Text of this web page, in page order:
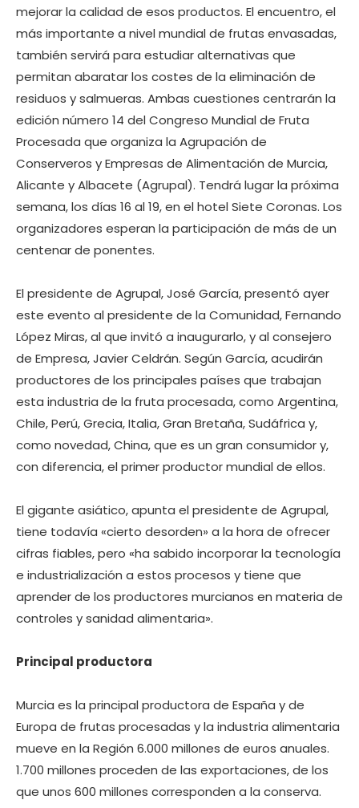
mejorar la calidad de esos productos. El encuentro, el
más importante a nivel mundial de frutas envasadas,
también servirá para estudiar alternativas que
permitan abaratar los costes de la eliminación de
residuos y salmueras. Ambas cuestiones centrarán la
edición número 14 del Congreso Mundial de Fruta
Procesada que organiza la Agrupación de
Conserveros y Empresas de Alimentación de Murcia,
Alicante y Albacete (Agrupal). Tendrá lugar la próxima
semana, los días 16 al 19, en el hotel Siete Coronas. Los
organizadores esperan la participación de más de un
centenar de ponentes.
El presidente de Agrupal, José García, presentó ayer
este evento al presidente de la Comunidad, Fernando
López Miras, al que invitó a inaugurarlo, y al consejero
de Empresa, Javier Celdrán. Según García, acudirán
productores de los principales países que trabajan
esta industria de la fruta procesada, como Argentina,
Chile, Perú, Grecia, Italia, Gran Bretaña, Sudáfrica y,
como novedad, China, que es un gran consumidor y,
con diferencia, el primer productor mundial de ellos.
El gigante asiático, apunta el presidente de Agrupal,
tiene todavía «cierto desorden» a la hora de ofrecer
cifras fiables, pero «ha sabido incorporar la tecnología
e industrialización a estos procesos y tiene que
aprender de los productores murcianos en materia de
controles y sanidad alimentaria».
Principal productora
Murcia es la principal productora de España y de
Europa de frutas procesadas y la industria alimentaria
mueve en la Región 6.000 millones de euros anuales.
1.700 millones proceden de las exportaciones, de los
que unos 600 millones corresponden a la conserva.